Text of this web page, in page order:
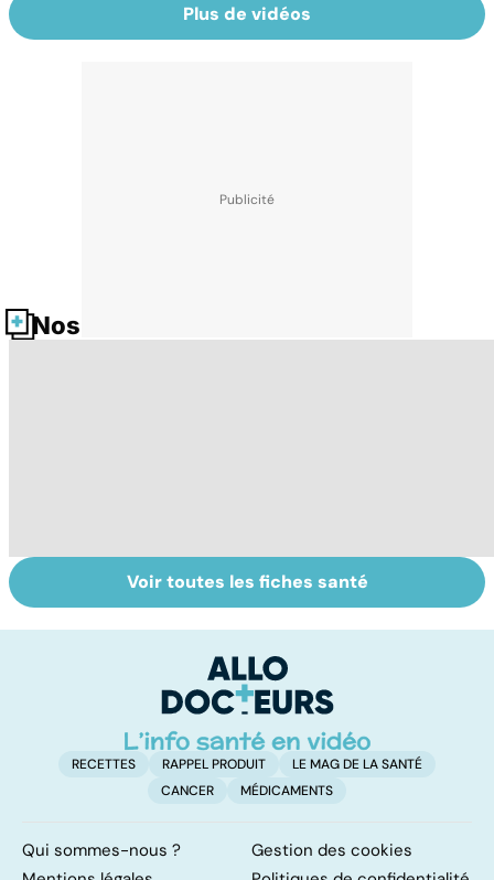
Plus de vidéos
Nos fiches santé
Conjonctivite,
kératite, uvéite :
Faites un pied de
nez à la rhinite
Voir toutes les fiches santé
RECETTES RAPPEL PRODUIT
LE MAG DE LA SANTÉ
CANCER
MÉDICAMENTS
Qui sommes-nous ?
Gestion des cookies